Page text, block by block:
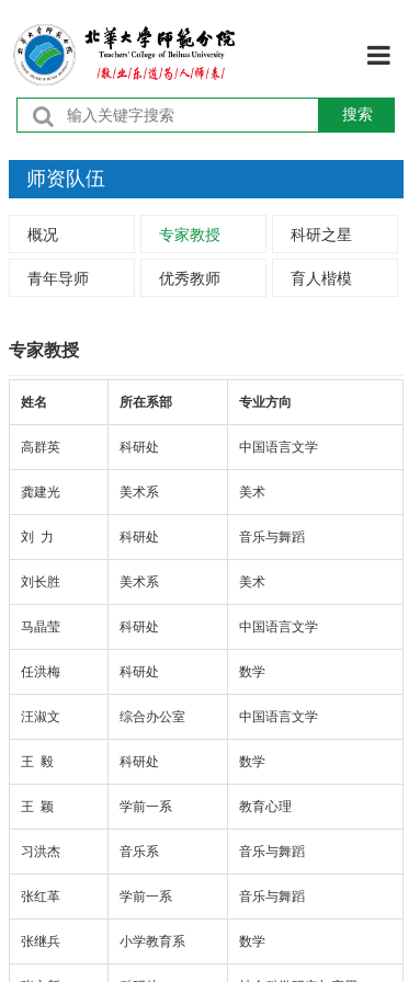
搜索
学校
学术
师资队伍
概况 专家教授 科研之星
青年导师 优秀教师 育人楷模
专家教授
姓名 所在系部 专业方向
高群英 科研处 中国语言文学
龚建光 美术系 美术
刘 力 科研处 音乐与舞蹈
刘长胜 美术系 美术
马晶莹 科研处 中国语言文学
任洪梅 科研处 数学
汪淑文 综合办公室 中国语言文学
王 毅 科研处 数学
王 颖 学前一系 教育心理
习洪杰 音乐系 音乐与舞蹈
张红革 学前一系 音乐与舞蹈
张继兵 小学教育系 数学